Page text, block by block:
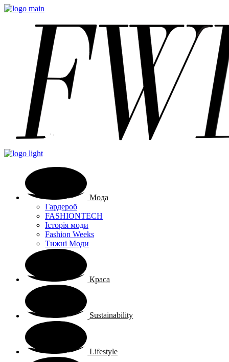
Мода
Гардероб
FASHIONTECH
Історія моди
Fashion Weeks
Тижні Моди
Краса
Sustainability
Lifestyle